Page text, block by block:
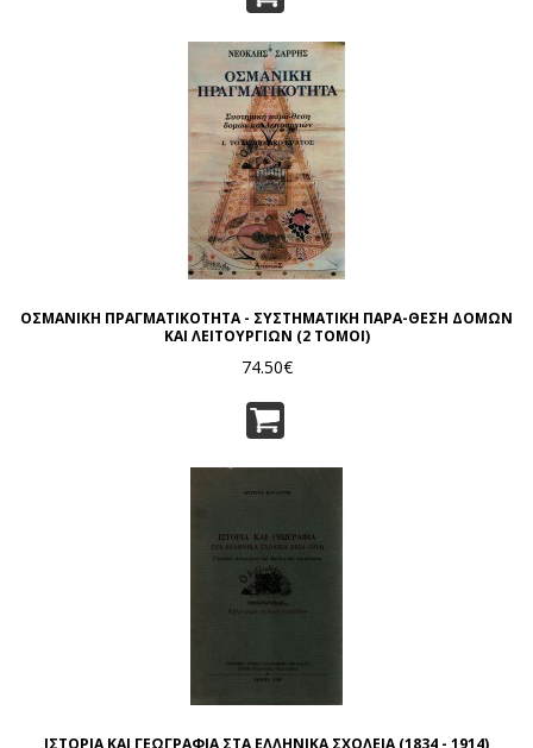
ΟΣΜΑΝΙΚΗ ΠΡΑΓΜΑΤΙΚΟΤΗΤΑ - ΣΥΣΤΗΜΑΤΙΚΗ ΠΑΡΑ-ΘΕΣΗ ΔΟΜΩΝ
ΚΑΙ ΛΕΙΤΟΥΡΓΙΩΝ (2 ΤΟΜΟΙ)
74.50€
ΙΣΤΟΡΙΑ ΚΑΙ ΓΕΩΓΡΑΦΙΑ ΣΤΑ ΕΛΛΗΝΙΚΑ ΣΧΟΛΕΙΑ (1834 - 1914)